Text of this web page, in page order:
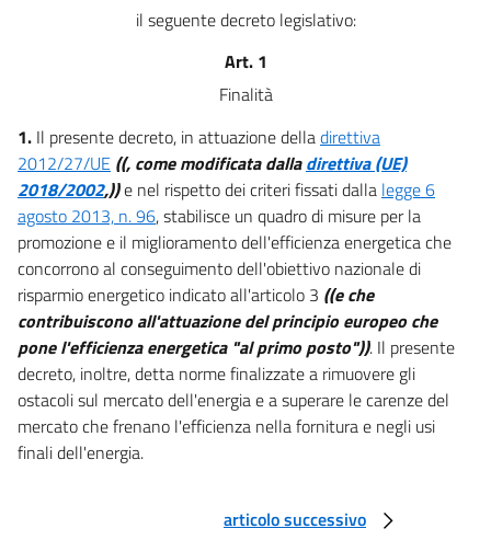
il seguente decreto legislativo:
Art. 1
Finalità
1. Il presente decreto, in attuazione delladirettiva
2012/27/UE ((, come modificata dalladirettiva (UE)
2018/2002,))e nel rispetto dei criteri fissati dalla legge 6
agosto 2013, n. 96, stabilisce un quadro di misure per la
promozione e il miglioramento dell'efficienza energetica che
concorrono al conseguimento dell'obiettivo nazionale di
risparmio energetico indicato all'articolo 3 ((e che
contribuiscono all'attuazione del principio europeo che
pone l'efficienza energetica "al primo posto")). Il presente
decreto, inoltre, detta norme finalizzate a rimuovere gli
ostacoli sul mercato dell'energia e a superare le carenze del
mercato che frenano l'efficienza nella fornitura e negli usi
finali dell'energia.
articolo successivo